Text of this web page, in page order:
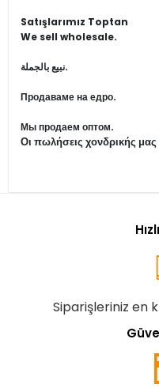
Satışlarımız Toptan
We sell wholesale.
نبيع بالجملة.
Продаваме на едро.
Мы продаем оптом.
Οι πωλήσεις χονδρικής μας
Siparişleriniz en